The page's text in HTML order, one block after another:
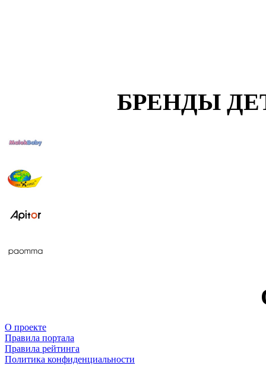
БРЕНДЫ
О проекте
Правила портала
Правила рейтинга
Политика конфиденциальности